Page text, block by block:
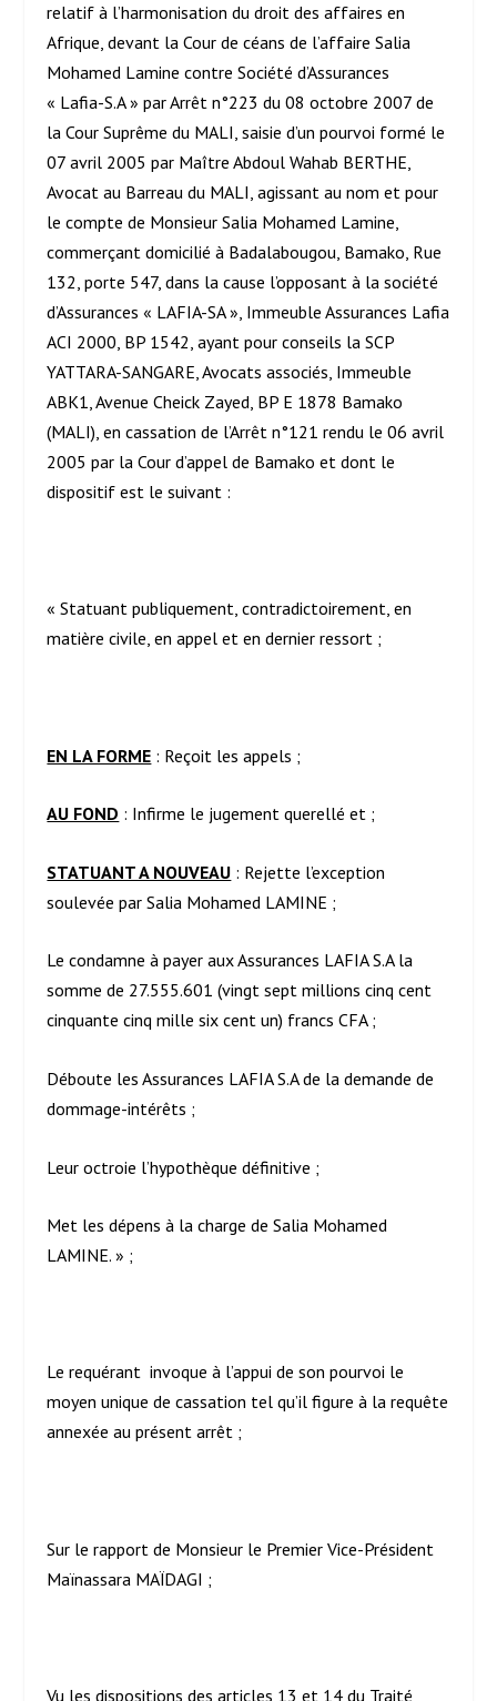
relatif à l’harmonisation du droit des affaires en
Afrique, devant la Cour de céans de l’affaire Salia
Mohamed Lamine contre Société d’Assurances
« Lafia-S.A » par Arrêt n°223 du 08 octobre 2007 de
la Cour Suprême du MALI, saisie d’un pourvoi formé le
07 avril 2005 par Maître Abdoul Wahab BERTHE,
Avocat au Barreau du MALI, agissant au nom et pour
le compte de Monsieur Salia Mohamed Lamine,
commerçant domicilié à Badalabougou, Bamako, Rue
132, porte 547, dans la cause l’opposant à la société
d’Assurances « LAFIA-SA », Immeuble Assurances Lafia
ACI 2000, BP 1542, ayant pour conseils la SCP
YATTARA-SANGARE, Avocats associés, Immeuble
ABK1, Avenue Cheick Zayed, BP E 1878 Bamako
(MALI), en cassation de l’Arrêt n°121 rendu le 06 avril
2005 par la Cour d’appel de Bamako et dont le
dispositif est le suivant :
« Statuant publiquement, contradictoirement, en
matière civile, en appel et en dernier ressort ;
EN LA FORME : Reçoit les appels ;
AU FOND : Infirme le jugement querellé et ;
STATUANT A NOUVEAU : Rejette l’exception
soulevée par Salia Mohamed LAMINE ;
Le condamne à payer aux Assurances LAFIA S.A la
somme de 27.555.601 (vingt sept millions cinq cent
cinquante cinq mille six cent un) francs CFA ;
Déboute les Assurances LAFIA S.A de la demande de
dommage-intérêts ;
Leur octroie l’hypothèque définitive ;
Met les dépens à la charge de Salia Mohamed
LAMINE. » ;
Le requérant invoque à l’appui de son pourvoi le
moyen unique de cassation tel qu’il figure à la requête
annexée au présent arrêt ;
Sur le rapport de Monsieur le Premier Vice-Président
Maïnassara MAÏDAGI ;
Vu les dispositions des articles 13 et 14 du Traité